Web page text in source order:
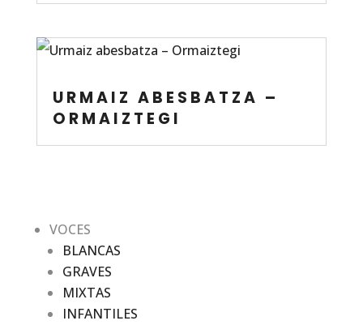
URMAIZ ABESBATZA –
ORMAIZTEGI
VOCES
BLANCAS
GRAVES
MIXTAS
INFANTILES